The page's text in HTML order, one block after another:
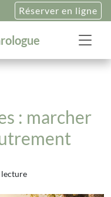
Réserver en ligne
: marcher
lecture